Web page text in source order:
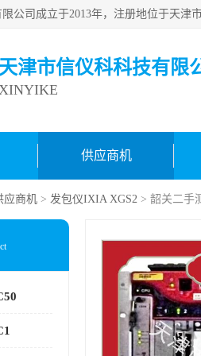
天津市信仪科科技有限
供应商机
应商机 > 发包仪IXIA XGS2 > 韶关二手